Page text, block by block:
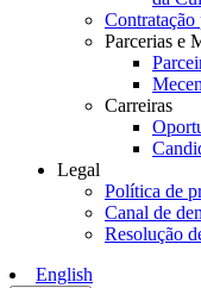
Contratação
Parcerias e
Carreiras
Legal
Política de
Canal de
Resolução
English